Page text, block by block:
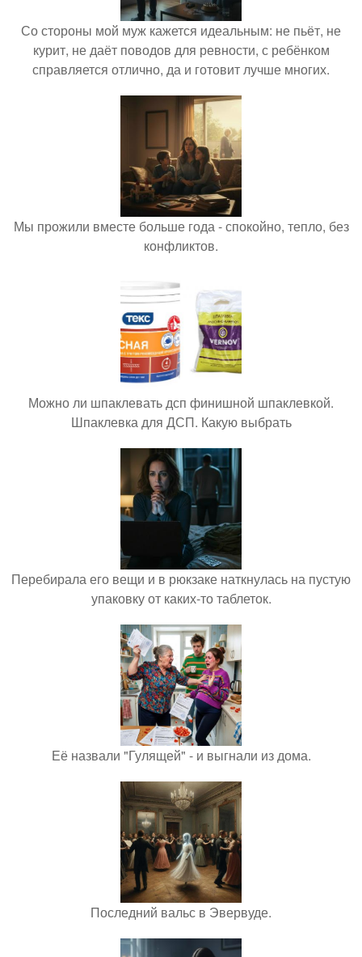
Со стороны мой муж кажется идеальным: не пьёт, не
курит, не даёт поводов для ревности, с ребёнком
справляется отлично, да и готовит лучше многих.
Мы прожили вместе больше года - спокойно, тепло, без
конфликтов.
Можно ли шпаклевать дсп финишной шпаклевкой.
Шпаклевка для ДСП. Какую выбрать
Перебирала его вещи и в рюкзаке наткнулась на пустую
упаковку от каких-то таблеток.
Её назвали "Гулящей" - и выгнали из дома.
Последний вальс в Эвервуде.